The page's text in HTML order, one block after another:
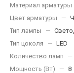
Материал арматуры
Цвет арматуры
—
Тип лампы
—
Тип цоколя
— LED
Количество ламп
—
Мощность (Вт)
— 8